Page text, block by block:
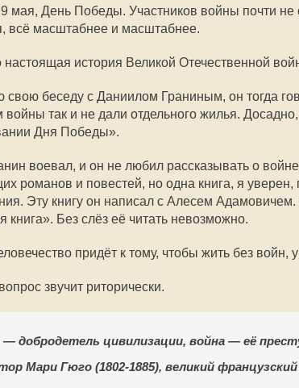
мая, День Победы. Участников войны почти не
всё масштабнее и масштабнее.
история Великой Отечественной
свою беседу с Даниилом Граниным, он тогда
войны так и не дали отдельного жилья.
Дня Победы».
воевал, и он не любил рассказывать о
романов и повестей, но одна книга, я уверен,
Эту книгу он написал с Алесем Адамовичем.
книга». Без слёз её читать невозможно.
придёт к тому, чтобы жить без войн,
звучит риторически.
добродетель цивилизации, война — её
Мари Гюго (1802-1885), великий